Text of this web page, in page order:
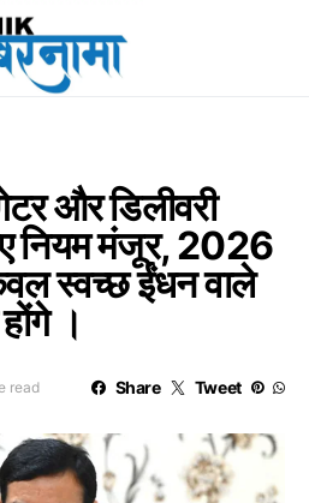
और डिलीवरी
नियम मंजूर, 2026
स्वच्छ ईंधन वाले
।
read Share Tweet